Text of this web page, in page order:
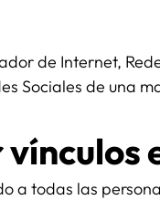
de Internet,
Sociales de una
a todas las